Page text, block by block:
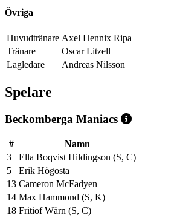
Övriga
Huvudtränare Axel Hennix Ripa
Tränare
Oscar Litzell
Lagledare
Andreas Nilsson
Spelare
Beckomberga Maniacs
#
Namn
3
Ella Boqvist Hildingson (S, C)
5
Erik Högosta
13 Cameron McFadyen
14 Max Hammond (S, K)
18 Fritiof Wärn (S, C)